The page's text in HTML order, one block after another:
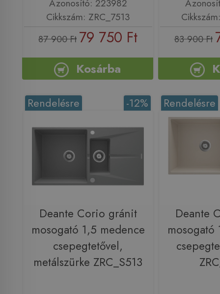
Azonosító: 223982
Cikkszám: ZRC_7513
87 900 Ft 79 750 Ft
Kosárba
83 900 Ft
-12%
Rendelésre
Deante Corio gránit
mosogató 1,5 medence
csepegtetővel,
metálszürke ZRC_S513
Rendelésre
Deante
mosogató